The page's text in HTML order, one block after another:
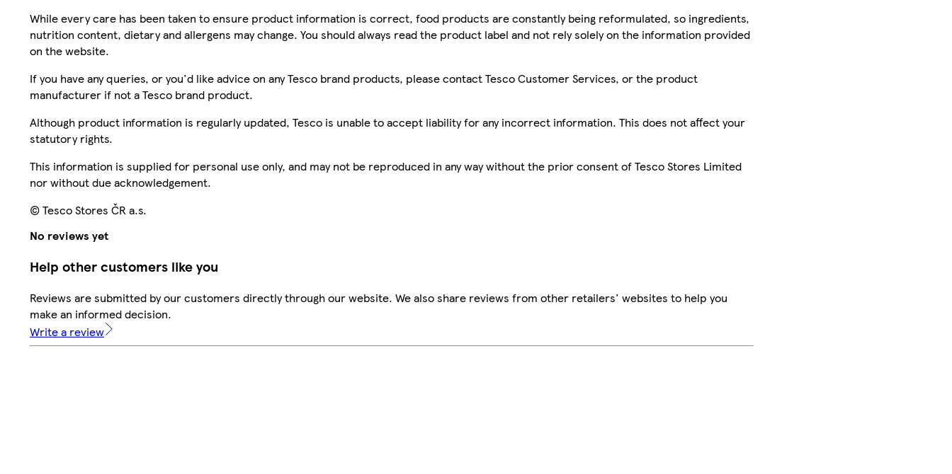
While every care has been taken to ensure product information is correct, food products are constantly being reformulated, so ingredients,
nutrition content, dietary and allergens may change. You should always read the product label and not rely solely on the information provided
on the website.
If you have any queries, or you'd like advice on any Tesco brand products, please contact Tesco Customer Services, or the product
manufacturer if not a Tesco brand product.
Although product information is regularly updated, Tesco is unable to accept liability for any incorrect information. This does not affect your
statutory rights.
This information is supplied for personal use only, and may not be reproduced in any way without the prior consent of Tesco Stores Limited
nor without due acknowledgement.
© Tesco Stores ČR a.s.
No reviews yet
Help other customers like you
Reviews are submitted by our customers directly through our website. We also share reviews from other retailers' websites to help you
make an informed decision.
Write a review